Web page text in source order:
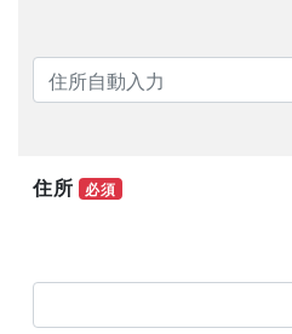
住所 必須